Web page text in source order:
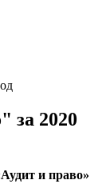
за 2020
и право»